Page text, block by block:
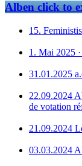
Albenclick to
15.
1. Mai 2025
31.01.2025
22.09.2024
de votation
21.09.2024
03.03.2024